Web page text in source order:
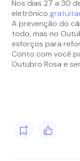
Nos dias 27 a 30
eletrônico
A prevenção do
todo, mas no
esforços para
Conto com você
Outubro Rosa e